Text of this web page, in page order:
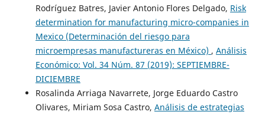
Rodríguez Batres, Javier Antonio Flores Delgado, Risk
determination for manufacturing micro-companies in
Mexico (Determinación del riesgo para
microempresas manufactureras en México) , Análisis
Económico: Vol. 34 Núm. 87 (2019): SEPTIEMBRE-
DICIEMBRE
Rosalinda Arriaga Navarrete, Jorge Eduardo Castro
Olivares, Miriam Sosa Castro, Análisis de estrategias